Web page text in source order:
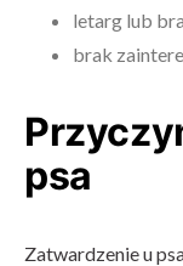
letarg lub
brak
psa
Zatwardzenie u